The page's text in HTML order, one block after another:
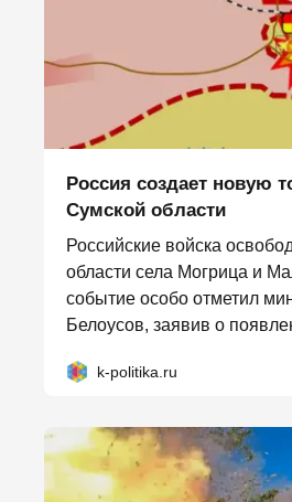
Россия создает новую
Сумской области
Российские войска
области села Могрица и
событие особо отметил
Белоусов, заявив о
k-politika.ru